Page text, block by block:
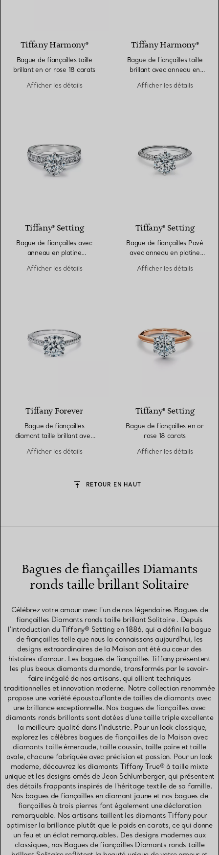
Tiffany Harmony®
Bague de fiançailles taille
brillant en or rose 18 carats
Afficher les détails
Tiffany Harmony®
Bague de fiançailles taille
brillant avec anneau en
diamants
Afficher les détails
Tiffany® Setting
Bague de fiançailles avec
anneau en platine
sertis en bande
Afficher les détails
Tiffany® Setting
Bague de fiançailles Pavé
avec anneau en platine
diamants
Afficher les détails
Tiffany Forever
Bague de fiançailles
diamant taille brillant avec
950 millièmes pavé de
Afficher les détails
Tiffany® Setting
Bague de fiançailles en or
rose 18 carats
Afficher les détails
RETOUR EN HAUT
Bagues de fiançailles Diamants
ronds taille brillant Solitaire
Célébrez votre amour avec l'un de nos légendaires Bagues de
fiançailles Diamants ronds taille brillant Solitaire . Depuis
l'introduction du Tiffany® Setting en 1886, qui a défini la bague
de fiançailles telle que nous la connaissons aujourd'hui, les
designs extraordinaires de la Maison ont été au cœur des
histoires d'amour. Les bagues de fiançailles Tiffany présentent
les plus beaux diamants du monde, transformés par le savoir-
faire inégalé de nos artisans, qui allient techniques
traditionnelles et innovation moderne. Notre collection renommée
propose une variété époustouflante de tailles de diamants avec
une brillance exceptionnelle. Nos bagues de fiançailles avec
diamants ronds brillants sont dotées d'une taille triple excellente
– la meilleure qualité dans l'industrie. Pour un look classique,
explorez les célèbres bagues de fiançailles de la Maison avec
diamants taille émeraude, taille coussin, taille poire et taille
ovale, chacune fabriquée avec précision et passion. Pour un look
moderne, découvrez les diamants Tiffany True® à taille mixte
unique et les designs ornés de Jean Schlumberger, qui présentent
des détails frappants inspirés de l'héritage textile de sa famille.
Nos bagues de fiançailles en diamant jaune et nos bagues de
fiançailles à trois pierres font également une déclaration
remarquable. Nos artisans taillent les diamants Tiffany pour
optimiser la brillance plutôt que le poids en carats, ce qui donne
un feu et un éclat remarquables. Des designs modernes aux
classiques, nos Bagues de fiançailles Diamants ronds taille